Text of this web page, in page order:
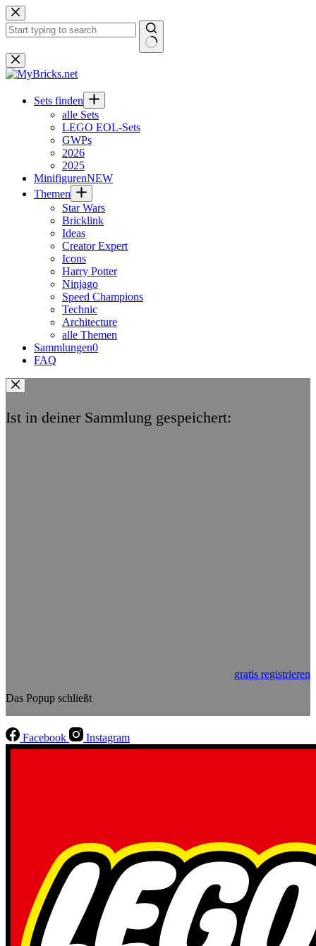
Zum
Inhalt
springen
Keine
Ergebnisse
Sets finden
alle Sets
LEGO EOL-Sets
GWPs
2026
2025
MinifigurenNEW
Themen
Star Wars
Bricklink
Ideas
Creator Expert
Icons
Harry Potter
Ninjago
Speed Champions
Technic
Architecture
alle Themen
Sammlungen0
FAQ
Ist in deiner Sammlung gespeichert:
gratis registrieren
Das Popup schließt
Facebook Instagram